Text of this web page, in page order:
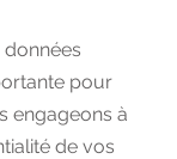
pour
engageons à
de vos